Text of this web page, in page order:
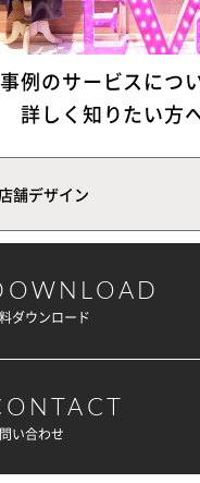
事例のサービスにつ
詳しく知りたい方
舗デザイン
ダウンロード
い合わせ